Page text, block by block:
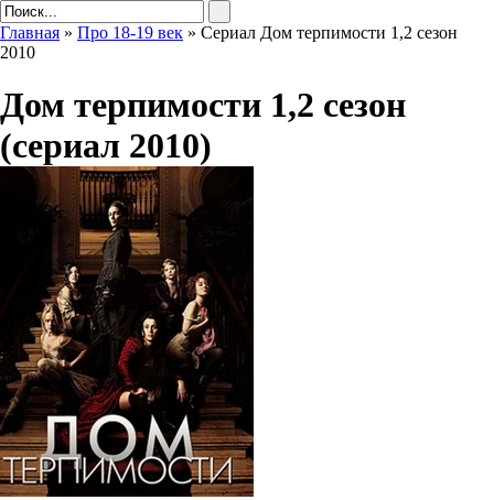
Главная » Про 18-19 век » Сериал Дом терпимости 1,2 сезон
2010
Дом терпимости 1,2 сезон
(сериал 2010)